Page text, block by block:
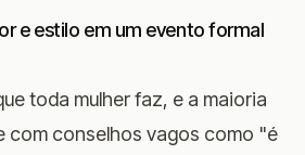
e estilo em um evento formal
toda mulher faz, e a maioria
com conselhos vagos como "é